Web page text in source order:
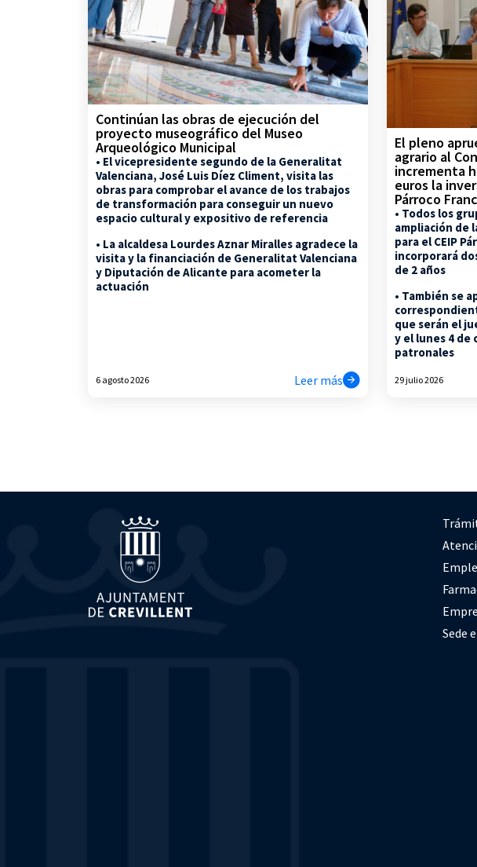
Continúan las obras de ejecución del
proyecto museográfico del Museo
Arqueológico Municipal
• El vicepresidente segundo de la Generalitat
Valenciana, José Luis Díez Climent, visita las
obras para comprobar el avance de los trabajos
de transformación para conseguir un nuevo
espacio cultural y expositivo de referencia
• La alcaldesa Lourdes Aznar Miralles agradece la
visita y la financiación de Generalitat Valenciana
y Diputación de Alicante para acometer la
actuación
6 agosto 2026 Leer más
El pleno
agrario al
incrementa
euros la
Párroco
• Todos los
ampliación de
para el CEIP
incorporará
de 2 años
• También se
que serán el
y el lunes 4
patronales
29 julio 2026
Sede